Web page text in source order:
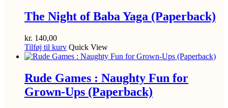
The Night of Baba Yaga (Paperback)
kr. 140,00
Tilføj til kurv Quick View
Rude Games : Naughty Fun for
Grown-Ups (Paperback)